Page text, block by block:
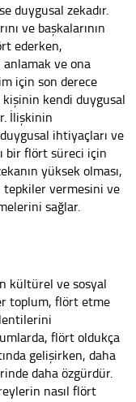
duygusal zekadır.
ve başkalarının
ederken,
ve ona
için son derece
kişinin kendi duygusal
İlişkinin
ihtiyaçları ve
bir flört süreci için
yüksek olması,
tepkiler vermesini ve
sağlar.
kültürel ve sosyal
toplum, flört etme
flört oldukça
gelişirken, daha
daha özgürdür.
nasıl flört